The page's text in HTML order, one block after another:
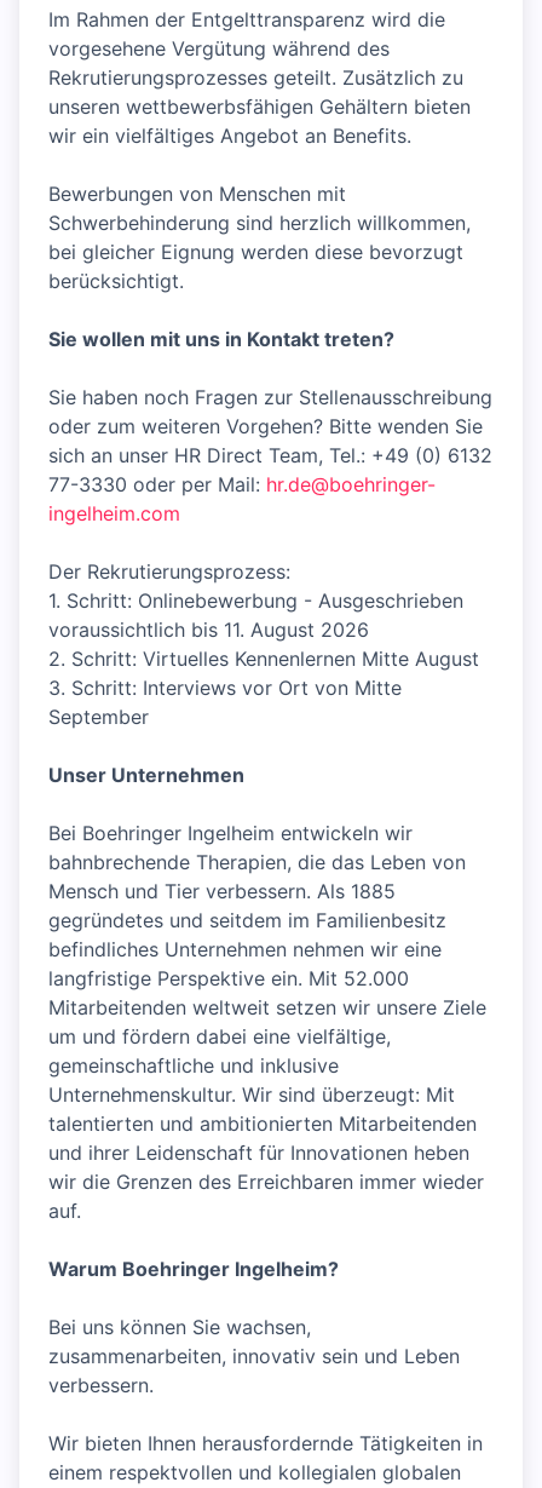
Im Rahmen der Entgelttransparenz wird die
vorgesehene Vergütung während des
Rekrutierungsprozesses geteilt. Zusätzlich zu
unseren wettbewerbsfähigen Gehältern bieten
wir ein vielfältiges Angebot an Benefits.
Bewerbungen von Menschen mit
Schwerbehinderung sind herzlich willkommen,
bei gleicher Eignung werden diese bevorzugt
berücksichtigt.
Sie wollen mit uns in Kontakt treten?
Sie haben noch Fragen zur Stellenausschreibung
oder zum weiteren Vorgehen? Bitte wenden Sie
sich an unser HR Direct Team, Tel.: +49 (0) 6132
77-3330 oder per Mail: hr.de@boehringer-
ingelheim.com
Der Rekrutierungsprozess:
1. Schritt: Onlinebewerbung - Ausgeschrieben
voraussichtlich bis 11. August 2026
2. Schritt: Virtuelles Kennenlernen Mitte August
3. Schritt: Interviews vor Ort von Mitte
September
Unser Unternehmen
Bei Boehringer Ingelheim entwickeln wir
bahnbrechende Therapien, die das Leben von
Mensch und Tier verbessern. Als 1885
gegründetes und seitdem im Familienbesitz
befindliches Unternehmen nehmen wir eine
langfristige Perspektive ein. Mit 52.000
Mitarbeitenden weltweit setzen wir unsere Ziele
um und fördern dabei eine vielfältige,
gemeinschaftliche und inklusive
Unternehmenskultur. Wir sind überzeugt: Mit
talentierten und ambitionierten Mitarbeitenden
und ihrer Leidenschaft für Innovationen heben
wir die Grenzen des Erreichbaren immer wieder
auf.
Warum Boehringer Ingelheim?
Bei uns können Sie wachsen,
zusammenarbeiten, innovativ sein und Leben
verbessern.
Wir bieten Ihnen herausfordernde Tätigkeiten in
einem respektvollen und kollegialen globalen